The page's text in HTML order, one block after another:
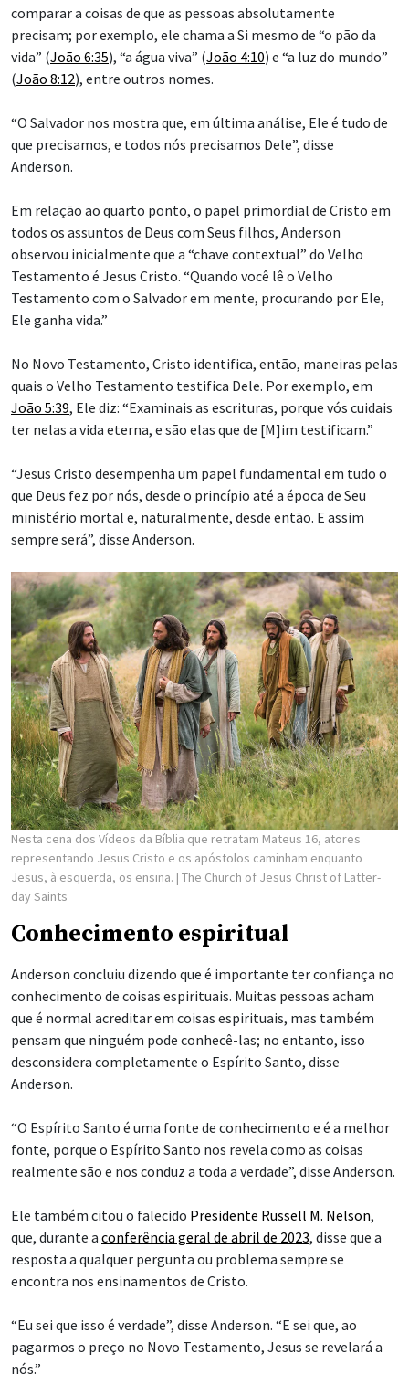
comparar a coisas de que as pessoas absolutamente
precisam; por exemplo, ele chama a Si mesmo de “o pão da
vida” (João 6:35), “a água viva” (João 4:10) e “a luz do mundo”
(João 8:12), entre outros nomes.
“O Salvador nos mostra que, em última análise, Ele é tudo de
que precisamos, e todos nós precisamos Dele”, disse
Anderson.
Em relação ao quarto ponto, o papel primordial de Cristo em
todos os assuntos de Deus com Seus filhos, Anderson
observou inicialmente que a “chave contextual” do Velho
Testamento é Jesus Cristo. “Quando você lê o Velho
Testamento com o Salvador em mente, procurando por Ele,
Ele ganha vida.”
No Novo Testamento, Cristo identifica, então, maneiras pelas
quais o Velho Testamento testifica Dele. Por exemplo, em
João 5:39, Ele diz: “Examinais as escrituras, porque vós cuidais
ter nelas a vida eterna, e são elas que de [M]im testificam.”
“Jesus Cristo desempenha um papel fundamental em tudo o
que Deus fez por nós, desde o princípio até a época de Seu
ministério mortal e, naturalmente, desde então. E assim
sempre será”, disse Anderson.
Nesta cena dos Vídeos da Bíblia que retratam Mateus 16, atores
representando Jesus Cristo e os apóstolos caminham enquanto
Jesus, à esquerda, os ensina. | The Church of Jesus Christ of Latter-
day Saints
Conhecimento espiritual
Anderson concluiu dizendo que é importante ter confiança no
conhecimento de coisas espirituais. Muitas pessoas acham
que é normal acreditar em coisas espirituais, mas também
pensam que ninguém pode conhecê-las; no entanto, isso
desconsidera completamente o Espírito Santo, disse
Anderson.
“O Espírito Santo é uma fonte de conhecimento e é a melhor
fonte, porque o Espírito Santo nos revela como as coisas
realmente são e nos conduz a toda a verdade”, disse Anderson.
Ele também citou o falecido Presidente Russell M. Nelson,
que, durante a conferência geral de abril de 2023, disse que a
resposta a qualquer pergunta ou problema sempre se
encontra nos ensinamentos de Cristo.
“Eu sei que isso é verdade”, disse Anderson. “E sei que, ao
pagarmos o preço no Novo Testamento, Jesus se revelará a
nós.”